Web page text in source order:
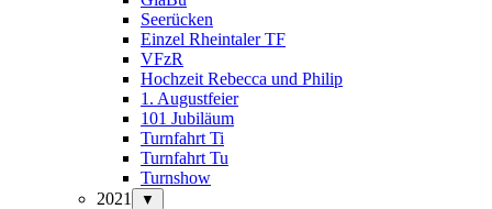
Seerücken
Einzel Rheintaler TF
VFzR
Hochzeit Rebecca und Philip
1. Augustfeier
101 Jubiläum
Turnfahrt Ti
Turnfahrt Tu
Turnshow
2021
▼